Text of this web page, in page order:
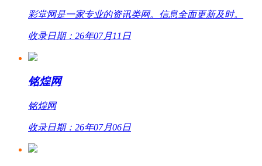
彩堂网是一家专业的资讯类网。信息全面更新及时。
收录日期：26年07月11日
铭煌网
铭煌网
收录日期：26年07月06日